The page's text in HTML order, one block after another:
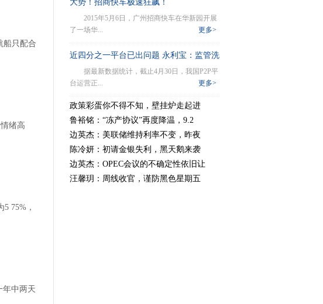
船只配合
绪高
75%，
年中两天
大势！招商快车极速狂飙！
2015年5月6日，广州招商快车在华新园开展
了一场华...
更多>
近四分之一平台已出问题 永利宝：监管洗
牌即将来临
据最新数据统计，截止4月30日，我国P2P平
台运营正...
更多>
政策彩蛋你不得不知，壁挂炉走起进
鲁裕铭：“冻产协议”再度降温，9.2
边英杰：美联储维持利率不变，昨夜
陈冷妍：初请金银失利，黑天鹅来袭
边英杰：OPEC会议的不确定性依旧让
汪馨玥：周线收官，谨防黑色星期五